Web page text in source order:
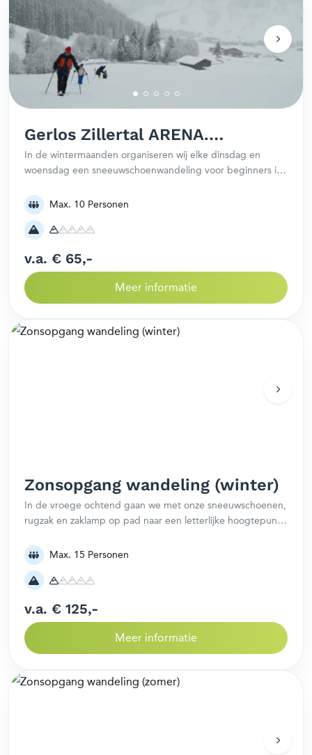
Gerlos Zillertal ARENA.
Wandeling met
sneeuwschoenen
In de wintermaanden organiseren wij elke dinsdag en
woensdag een sneeuwschoenwandeling voor beginners in
en aanmeldingen. Ervaring is juist geen vereiste.
Max. 10 Personen
v.a. € 65,-
Meer informatie
Zonsopgang wandeling (winter)
In de vroege ochtend gaan we met onze sneeuwschoenen,
rugzak en zaklamp op pad naar een letterlijke hoogtepunt
sneeuwschoenen? Maak je geen zorgen, onze gids vertelt
precies hoe je deze gebruikt.
Max. 15 Personen
v.a. € 125,-
Meer informatie